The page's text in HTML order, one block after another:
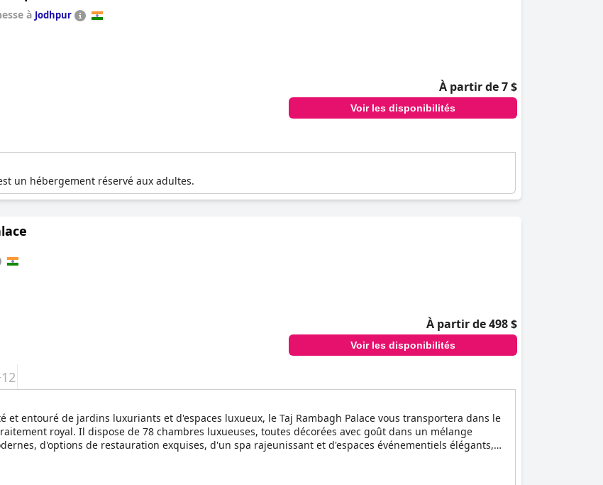
à Jodhpur
À partir de 7 $
Voir les disponibilités
un hébergement réservé aux adultes.
À partir de 498 $
Voir les disponibilités
et entouré de jardins luxuriants et d'espaces luxueux, le Taj Rambagh Palace vous transportera dans le
royal. Il dispose de 78 chambres luxueuses, toutes décorées avec goût dans un mélange
d'options de restauration exquises, d'un spa rajeunissant et d'espaces événementiels élégants,